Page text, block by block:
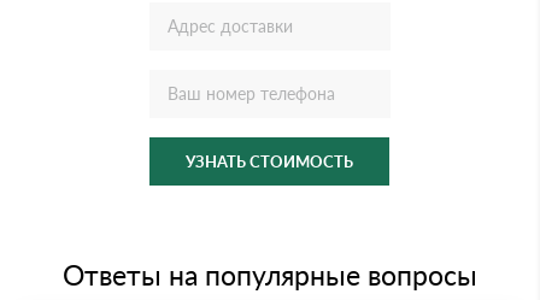
УЗНАТЬ СТОИМОСТЬ
Ответы на популярные вопросы